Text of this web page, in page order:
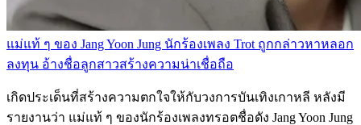
แม่แท้ ๆ ของ Jang Yoon Jung นักร้องเพลง Trot ถูกกล่าวหาหลอก
ลงทุน อ้างชื่อลูกสาวสร้างความน่าเชื่อถือ
เกิดประเด็นที่สร้างความตกใจให้กับวงการบันเทิงเกาหลี หลังมี
รายงานว่า แม่แท้ ๆ ของนักร้องเพลงทรอตชื่อดัง Jang Yoon Jung